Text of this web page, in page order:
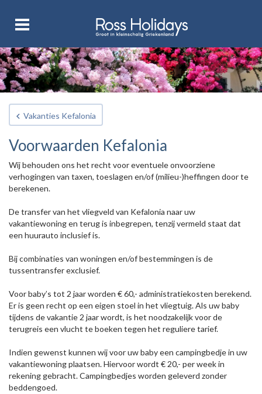
Vakanties Kefalonia
Voorwaarden Kefalonia
Wij behouden ons het recht voor eventuele onvoorziene
verhogingen van taxen, toeslagen en/of (milieu-)heffingen door te
berekenen.
De transfer van het vliegveld van Kefalonia naar uw
vakantiewoning en terug is inbegrepen, tenzij vermeld staat dat
een huurauto inclusief is.
Bij combinaties van woningen en/of bestemmingen is de
tussentransfer exclusief.
Voor baby’s tot 2 jaar worden € 60,- administratiekosten berekend.
Er is geen recht op een eigen stoel in het vliegtuig. Als uw baby
tijdens de vakantie 2 jaar wordt, is het noodzakelijk voor de
terugreis een vlucht te boeken tegen het reguliere tarief.
Indien gewenst kunnen wij voor uw baby een campingbedje in uw
vakantiewoning plaatsen. Hiervoor wordt € 20,- per week in
rekening gebracht. Campingbedjes worden geleverd zonder
beddengoed.